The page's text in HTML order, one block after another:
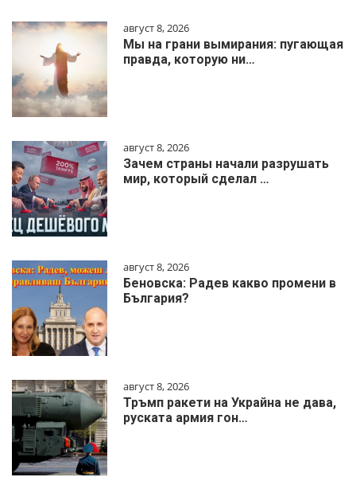
август 8, 2026
Мы на грани вымирания: пугающая
правда, которую ни…
август 8, 2026
Зачем страны начали разрушать
мир, который сделал …
август 8, 2026
Беновска: Радев какво промени в
България?
август 8, 2026
Тръмп ракети на Украйна не дава,
руската армия гон…